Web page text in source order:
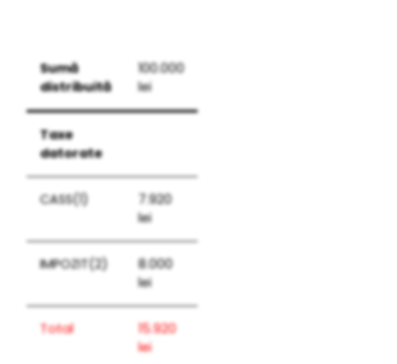
Sumă
distribuită
100.000
lei
Taxe
datorate
CASS(1)
7.920
lei
IMPOZIT(2)
8.000
lei
Total
15.920
lei